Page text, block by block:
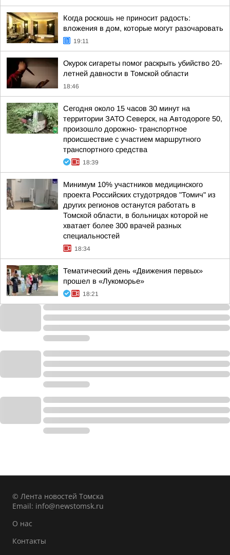
Когда роскошь не приносит радость:
вложения в дом, которые могут разочаровать
19:11
Окурок сигареты помог раскрыть убийство 20-
летней давности в Томской области
18:46
Сегодня около 15 часов 30 минут на
территории ЗАТО Северск, на Автодороге 50,
произошло дорожно- транспортное
происшествие с участием маршрутного
транспортного средства
18:39
Минимум 10% участников медицинского
проекта Российских студотрядов "Томич" из
других регионов останутся работать в
Томской области, в больницах которой не
хватает более 300 врачей разных
специальностей
18:34
Тематический день «Движения первых»
прошел в «Лукоморье»
18:21
© Лента новостей Томска
Email: info@newstomsk.ru
О нас
Контакты